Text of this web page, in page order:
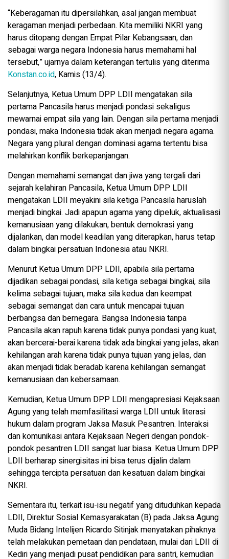
“Keberagaman itu dipersilahkan, asal jangan membuat
keragaman menjadi perbedaan. Kita memiliki NKRI yang
harus ditopang dengan Empat Pilar Kebangsaan, dan
sebagai warga negara Indonesia harus memahami hal
tersebut,” ujarnya dalam keterangan tertulis yang diterima
Konstan.co.id, Kamis (13/4).
Selanjutnya, Ketua Umum DPP LDII mengatakan sila
pertama Pancasila harus menjadi pondasi sekaligus
mewarnai empat sila yang lain. Dengan sila pertama menjadi
pondasi, maka Indonesia tidak akan menjadi negara agama.
Negara yang plural dengan dominasi agama tertentu bisa
melahirkan konflik berkepanjangan.
Dengan memahami semangat dan jiwa yang tergali dari
sejarah kelahiran Pancasila, Ketua Umum DPP LDII
mengatakan LDII meyakini sila ketiga Pancasila haruslah
menjadi bingkai. Jadi apapun agama yang dipeluk, aktualisasi
kemanusiaan yang dilakukan, bentuk demokrasi yang
dijalankan, dan model keadilan yang diterapkan, harus tetap
dalam bingkai persatuan Indonesia atau NKRI.
Menurut Ketua Umum DPP LDII, apabila sila pertama
dijadikan sebagai pondasi, sila ketiga sebagai bingkai, sila
kelima sebagai tujuan, maka sila kedua dan keempat
sebagai semangat dan cara untuk mencapai tujuan
berbangsa dan bernegara. Bangsa Indonesia tanpa
Pancasila akan rapuh karena tidak punya pondasi yang kuat,
akan bercerai-berai karena tidak ada bingkai yang jelas, akan
kehilangan arah karena tidak punya tujuan yang jelas, dan
akan menjadi tidak beradab karena kehilangan semangat
kemanusiaan dan kebersamaan.
Kemudian, Ketua Umum DPP LDII mengapresiasi Kejaksaan
Agung yang telah memfasilitasi warga LDII untuk literasi
hukum dalam program Jaksa Masuk Pesantren. Interaksi
dan komunikasi antara Kejaksaan Negeri dengan pondok-
pondok pesantren LDII sangat luar biasa. Ketua Umum DPP
LDII berharap sinergisitas ini bisa terus dijalin dalam
sehingga tercipta persatuan dan kesatuan dalam bingkai
NKRI.
Sementara itu, terkait isu-isu negatif yang dituduhkan kepada
LDII, Direktur Sosial Kemasyarakatan (B) pada Jaksa Agung
Muda Bidang Intelijen Ricardo Sitinjak menyatakan pihaknya
telah melakukan pemetaan dan pendataan, mulai dari LDII di
Kediri yang menjadi pusat pendidikan para santri, kemudian